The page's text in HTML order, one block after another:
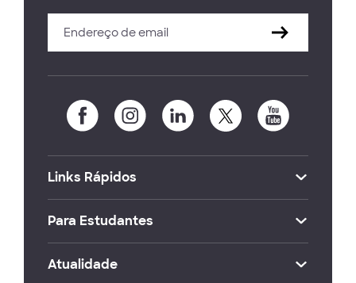
Links Rápidos
Para Estudantes
Atualidade